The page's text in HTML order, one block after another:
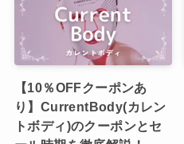
【10％OFFクーポンあ
り】CurrentBody(カレン
トボディ)のクーポンとセ